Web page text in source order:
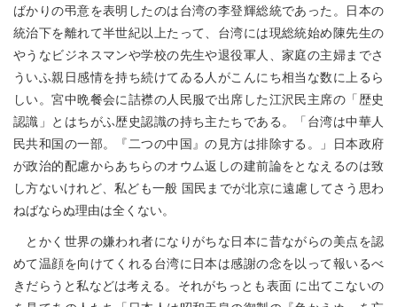
ばかりの弔意を表明したのは台湾の李登輝総統であった。日本の
統治下を離れて半世紀以上たって、台湾には現総統始め陳先生の
やうなビジネスマンや学校の先生や退役軍人、家庭の主婦までさ
ういふ親日感情を持ち続けてゐる人がこんにち相当な数に上るら
しい。宮中晩餐会に詰襟の人民服で出席した江沢民主席の「歴史
認識」とはちがふ歴史認識の持ち主たちである。「台湾は中華人
民共和国の一部。『二つの中国』の見方は排除する。」日本政府
が政治的配慮からあちらのオウム返しの建前論をとなえるのは致
し方ないけれど、私ども一般 国民までが北京に遠慮してさう思わ
ねばならぬ理由は全くない。
とかく世界の嫌われ者になりがちな日本に昔ながらの美点を認
めて温顔を向けてくれる台湾に日本は感謝の念を以って報いるべ
きだらうと私などは考える。それがちっとも表面 に出てこないの